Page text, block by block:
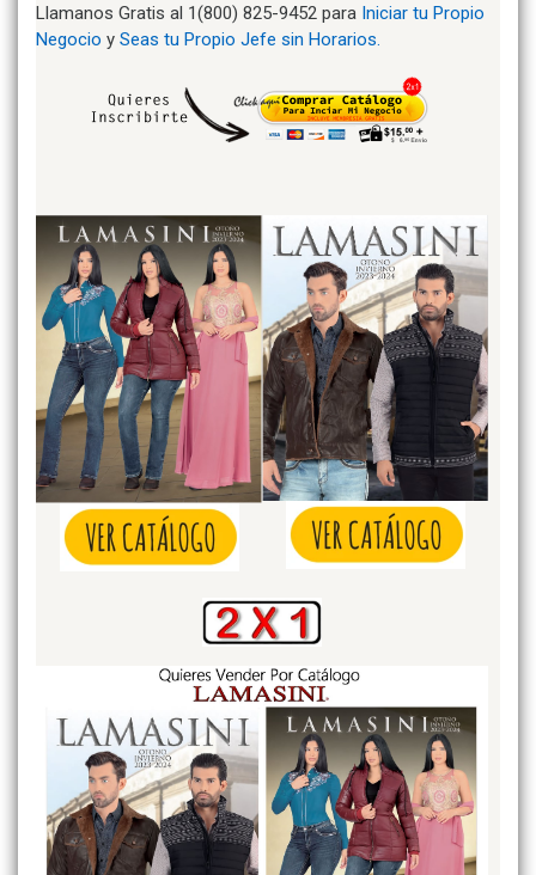
Llamanos Gratis al 1(800) 825-9452 para Iniciar tu Propio
Negocio y Seas tu Propio Jefe sin Horarios.